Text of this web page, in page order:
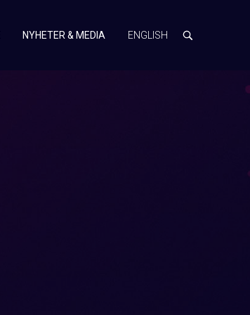
NYHETER & MEDIA ENGLISH